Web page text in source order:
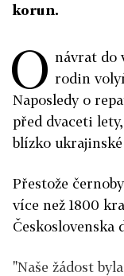
korun.
O návrat do
rodin
Naposledy o
před dvaceti
blízko
Přestože
více než 1800
Československa
"Naše žádost